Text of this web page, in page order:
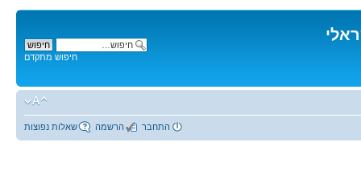
חיפוש מתקדם
שאלות נפוצות הרשמה התחבר